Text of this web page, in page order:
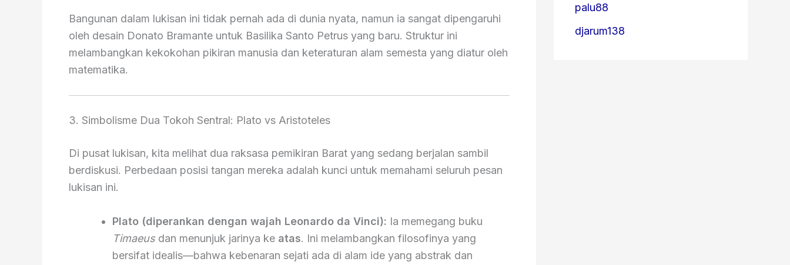
Bangunan dalam lukisan ini tidak pernah ada di dunia nyata, namun ia sangat dipengaruhi
oleh desain Donato Bramante untuk Basilika Santo Petrus yang baru. Struktur ini
melambangkan kekokohan pikiran manusia dan keteraturan alam semesta yang diatur oleh
matematika.
3. Simbolisme Dua Tokoh Sentral: Plato vs Aristoteles
Di pusat lukisan, kita melihat dua raksasa pemikiran Barat yang sedang berjalan sambil
berdiskusi. Perbedaan posisi tangan mereka adalah kunci untuk memahami seluruh pesan
lukisan ini.
Plato (diperankan dengan wajah Leonardo da Vinci): Ia memegang buku
Timaeus dan menunjuk jarinya ke atas. Ini melambangkan filosofinya yang
bersifat idealis—bahwa kebenaran sejati ada di alam ide yang abstrak dan
palu88
djarum138